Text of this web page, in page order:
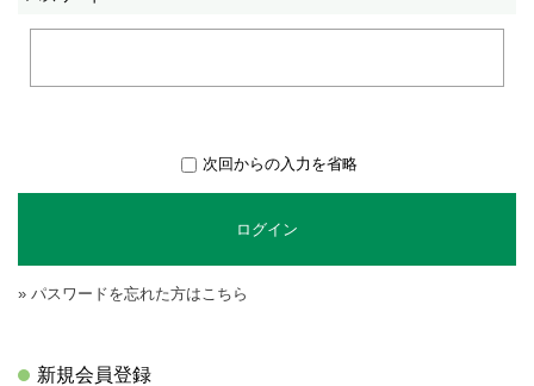
次回からの入力を省略
ログイン
» パスワードを忘れた方はこちら
新規会員登録